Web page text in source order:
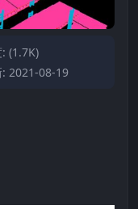
(1.7K)
2021-08-19